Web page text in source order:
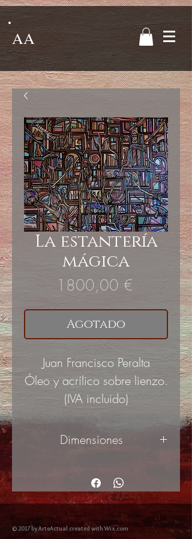
AA
La estantería
mágica
1800,00 €Precio
Agotado
Juan Francisco Peralta
Óleo y acrílico sobre lienzo.
(IVA incluido)
Dimensiones
© 2017 by ArteActual created with Wix.com